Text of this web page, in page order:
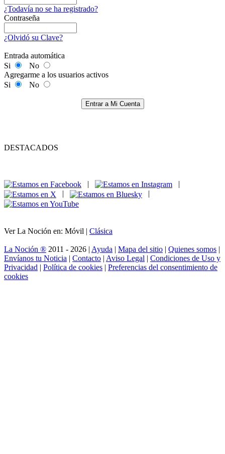
¿Todavía no se ha registrado?
Contraseña
¿Olvidó su Clave?
Entrada automática
Si
No
Agregarme a los usuarios activos
Si
No
Entrar a Mi Cuenta
DESTACADOS
|
|
|
|
Ver La Noción en: Móvil | Clásica
La Noción ® 2011 - 2026 | Ayuda | Mapa del sitio | Quienes somos |
Envíanos tu Noticia | Contacto | Aviso Legal | Condiciones de Uso y
Privacidad | Política de cookies | Preferencias del consentimiento de
cookies